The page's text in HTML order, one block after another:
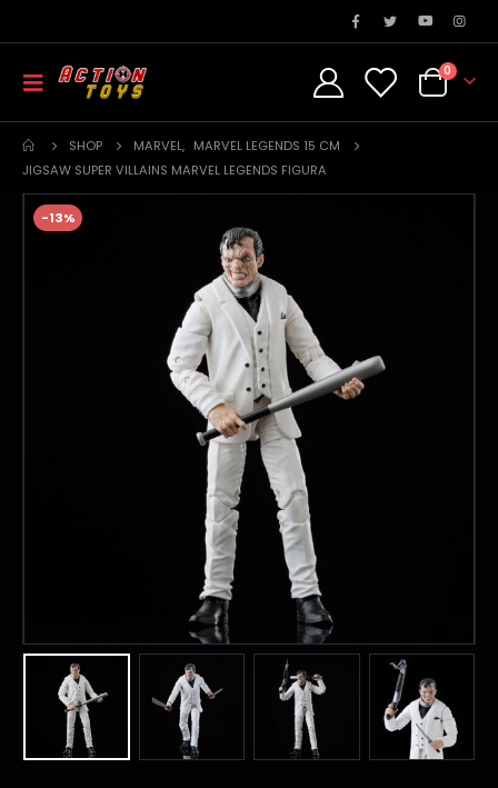
0
SHOP MARVEL, MARVEL LEGENDS 15 CM
JIGSAW SUPER VILLAINS MARVEL LEGENDS FIGURA
-13%